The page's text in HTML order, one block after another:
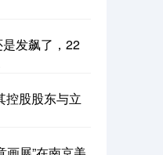
发飙了，22
控股股东与立